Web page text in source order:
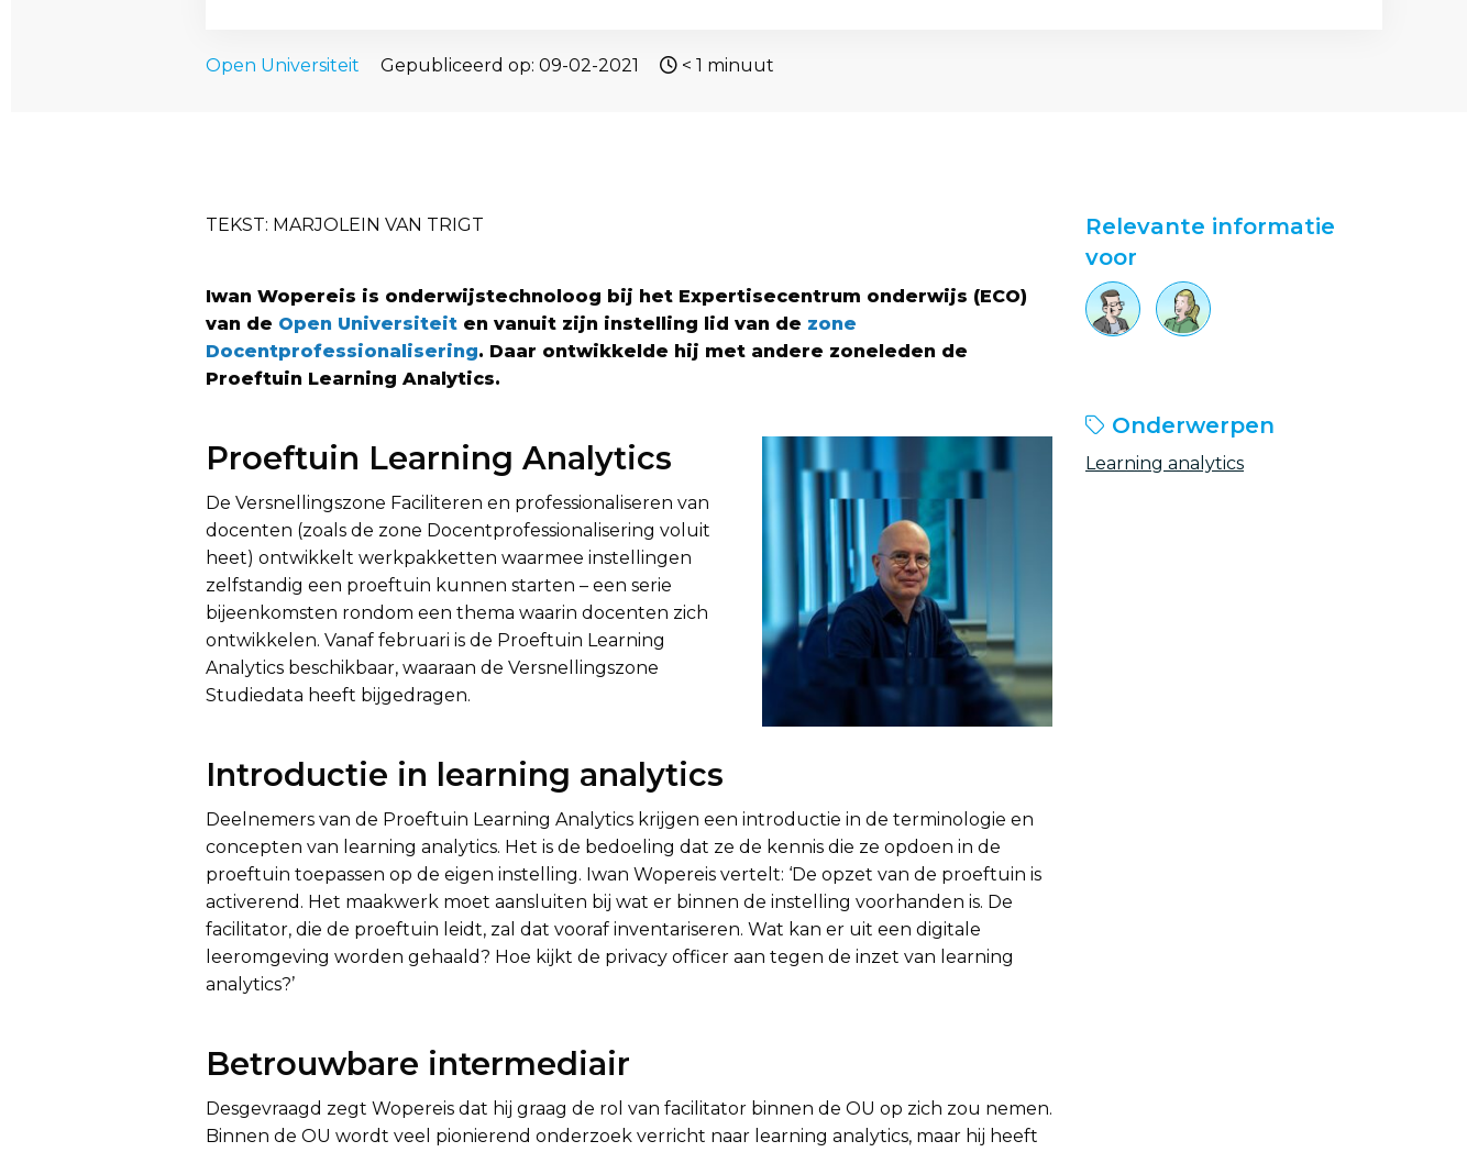
Open Universiteit Gepubliceerd op: 09-02-2021 < 1 minuut
TEKST: MARJOLEIN VAN TRIGT
Iwan Wopereis is onderwijstechnoloog bij het Expertisecentrum onderwijs (ECO)
van de Open Universiteiten vanuit zijn instelling lid van de zone
Docentprofessionalisering. Daar ontwikkelde hij met andere zoneleden de
Proeftuin Learning Analytics.
Proeftuin Learning Analytics
De Versnellingszone Faciliteren en professionaliseren van
docenten (zoals de zone Docentprofessionalisering voluit
heet) ontwikkelt werkpakketten waarmee instellingen
zelfstandig een proeftuin kunnen starten – een serie
bijeenkomsten rondom een thema waarin docenten zich
ontwikkelen. Vanaf februari is de Proeftuin Learning
Analytics beschikbaar, waaraan de Versnellingszone
Studiedata heeft bijgedragen.
Introductie in learning analytics
Deelnemers van de Proeftuin Learning Analytics krijgen een introductie in de terminologie en
concepten van learning analytics. Het is de bedoeling dat ze de kennis die ze opdoen in de
proeftuin toepassen op de eigen instelling. Iwan Wopereis vertelt: ‘De opzet van de proeftuin is
activerend. Het maakwerk moet aansluiten bij wat er binnen de instelling voorhanden is. De
facilitator, die de proeftuin leidt, zal dat vooraf inventariseren. Wat kan er uit een digitale
leeromgeving worden gehaald? Hoe kijkt de privacy officer aan tegen de inzet van learning
analytics?’
Betrouwbare intermediair
Desgevraagd zegt Wopereis dat hij graag de rol van facilitator binnen de OU op zich zou nemen.
Binnen de OU wordt veel pionierend onderzoek verricht naar learning analytics, maar hij heeft
Relevante informatie
voor
Onderwerpen
Learning analytics